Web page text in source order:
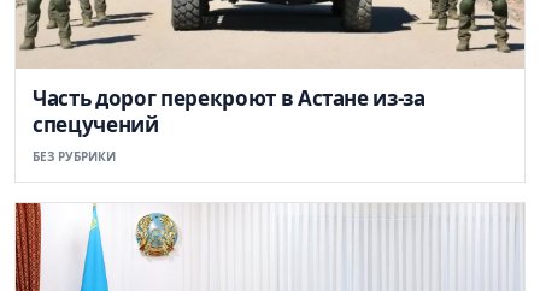
Часть дорог перекроют в Астане из-за
спецучений
БЕЗ РУБРИКИ